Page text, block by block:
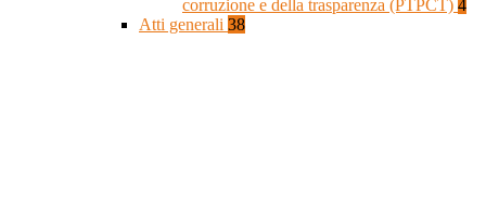
corruzione e della trasparenza (PTPCT) 4
Atti generali 38